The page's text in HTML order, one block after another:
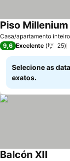
Casa/apartamento inteiro
Piso Millenium
9,6 Excelente 25
Selecione as
exatos.
Balcón XII